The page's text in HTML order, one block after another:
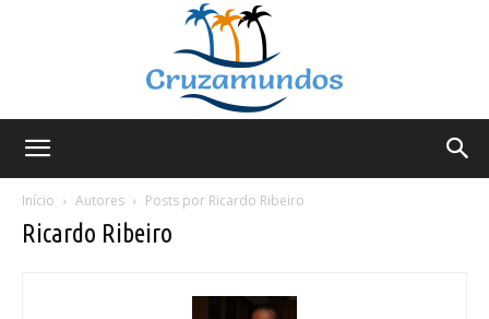
Início
Autores Posts por Ricardo Ribeiro
Ricardo Ribeiro